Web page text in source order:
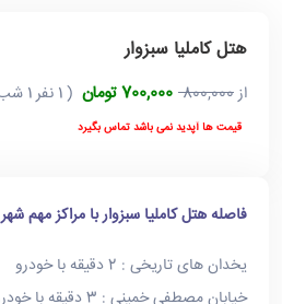
هتل کاملیا سبزوار
از800,000 700,000 تومان ( 1 نفر 1 شب)
قیمت ها آپدید نمی باشد تماس بگیرد
فاصله هتل کاملیا سبزوار با مراکز مهم شهر
یخدان های تاریخی : 2 دقیقه با خودرو 2.16 کیلومترمسافت
خیابان مصطفی خمینی : 3 دقیقه با خودرو 2.65 کیلومترمسافت